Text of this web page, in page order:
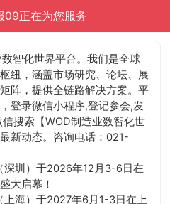
09正在为您服务
智化世界平台。我们是全球
纽，涵盖市场研究、论坛、展
阵，提供全链路解决方案。平
登录微信小程序,登记参会,发
搜索【WOD制造业数智化世
新动态。咨询电话：021-
深圳）于2026年12月3-6日在
大启幕！
上海）于2027年6月1-3日在上